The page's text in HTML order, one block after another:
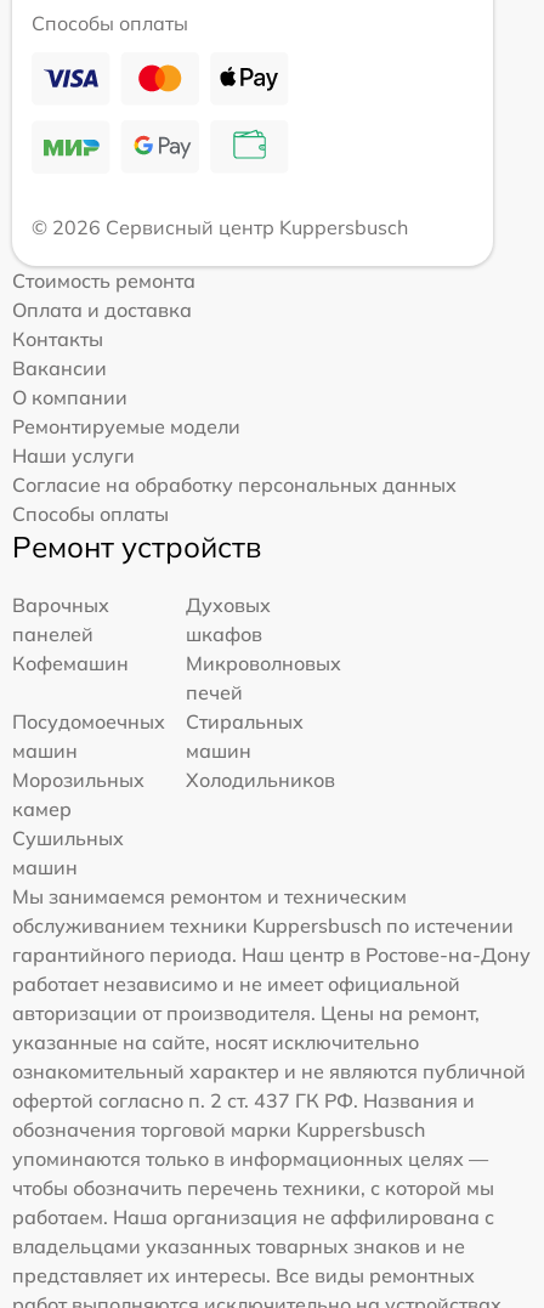
Способы оплаты
© 2026 Сервисный центр Kuppersbusch
Стоимость ремонта
Оплата и доставка
Контакты
Вакансии
О компании
Ремонтируемые модели
Наши услуги
Согласие на обработку персональных данных
Способы оплаты
Ремонт устройств
Варочных
панелей
Духовых
шкафов
Кофемашин
Микроволновых
печей
Посудомоечных
машин
Стиральных
машин
Морозильных
камер
Холодильников
Сушильных
машин
Мы занимаемся ремонтом и техническим
обслуживанием техники Kuppersbusch по истечении
гарантийного периода. Наш центр в Ростове-на-Дону
работает независимо и не имеет официальной
авторизации от производителя. Цены на ремонт,
указанные на сайте, носят исключительно
ознакомительный характер и не являются публичной
офертой согласно п. 2 ст. 437 ГК РФ. Названия и
обозначения торговой марки Kuppersbusch
упоминаются только в информационных целях —
чтобы обозначить перечень техники, с которой мы
работаем. Наша организация не аффилирована с
владельцами указанных товарных знаков и не
представляет их интересы. Все виды ремонтных